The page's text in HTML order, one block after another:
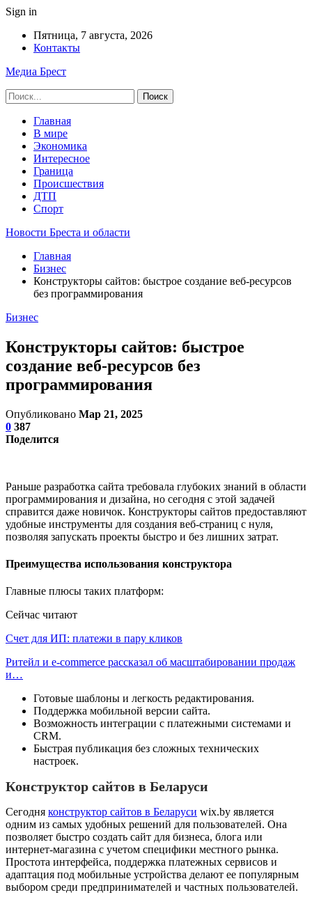
Sign in
Пятница, 7 августа, 2026
Контакты
Медиа Брест
Главная
В мире
Экономика
Интересное
Граница
Происшествия
ДТП
Спорт
Новости Бреста и области
Главная
Бизнес
Конструкторы сайтов: быстрое создание веб-ресурсов
без программирования
Бизнес
Конструкторы сайтов: быстрое
создание веб-ресурсов без
программирования
Опубликовано Мар 21, 2025
0 387
Поделится
Раньше разработка сайта требовала глубоких знаний в области
программирования и дизайна, но сегодня с этой задачей
справится даже новичок. Конструкторы сайтов предоставляют
удобные инструменты для создания веб-страниц с нуля,
позволяя запускать проекты быстро и без лишних затрат.
Преимущества использования конструктора
Главные плюсы таких платформ:
Сейчас читают
Счет для ИП: платежи в пару кликов
Ритейл и e-commerce рассказал об масштабировании продаж
и…
Готовые шаблоны и легкость редактирования.
Поддержка мобильной версии сайта.
Возможность интеграции с платежными системами и
CRM.
Быстрая публикация без сложных технических
настроек.
Конструктор сайтов в Беларуси
Сегодня конструктор сайтов в Беларуси wix.by является
одним из самых удобных решений для пользователей. Она
позволяет быстро создать сайт для бизнеса, блога или
интернет-магазина с учетом специфики местного рынка.
Простота интерфейса, поддержка платежных сервисов и
адаптация под мобильные устройства делают ее популярным
выбором среди предпринимателей и частных пользователей.